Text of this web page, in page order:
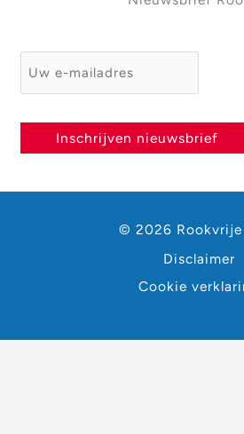
E-mailadres *
Inschrijven nieuwsbrief
© 2026 Rookvrije
Disclaimer
Cookie